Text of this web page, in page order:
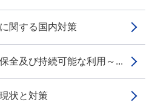
関する国内対策
全及び持続可能な利用～...
状と対策